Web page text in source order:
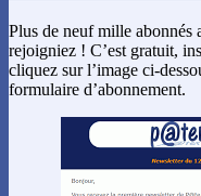
Plus de neuf mille abonnés
rejoigniez ! C’est gratuit,
cliquez sur l’image ci-
formulaire d’abonnement.